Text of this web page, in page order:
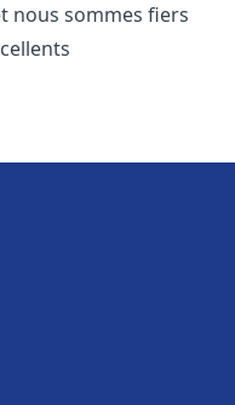
nous sommes fiers